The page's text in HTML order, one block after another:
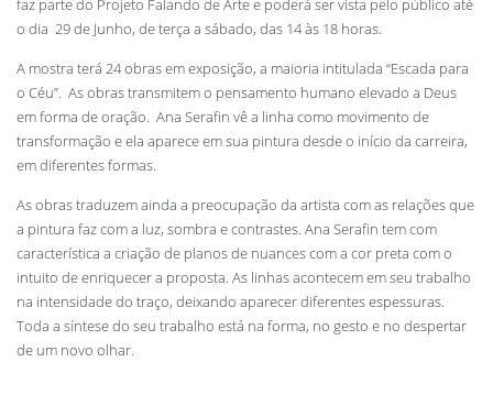
faz parte do Projeto Falando de Arte e poderá ser vista pelo público até
o dia 29 de Junho, de terça a sábado, das 14 às 18 horas.
A mostra terá 24 obras em exposição, a maioria intitulada “Escada para
o Céu”. As obras transmitem o pensamento humano elevado a Deus
em forma de oração. Ana Serafin vê a linha como movimento de
transformação e ela aparece em sua pintura desde o início da carreira,
em diferentes formas.
As obras traduzem ainda a preocupação da artista com as relações que
a pintura faz com a luz, sombra e contrastes. Ana Serafin tem com
característica a criação de planos de nuances com a cor preta com o
intuito de enriquecer a proposta. As linhas acontecem em seu trabalho
na intensidade do traço, deixando aparecer diferentes espessuras.
Toda a síntese do seu trabalho está na forma, no gesto e no despertar
de um novo olhar.